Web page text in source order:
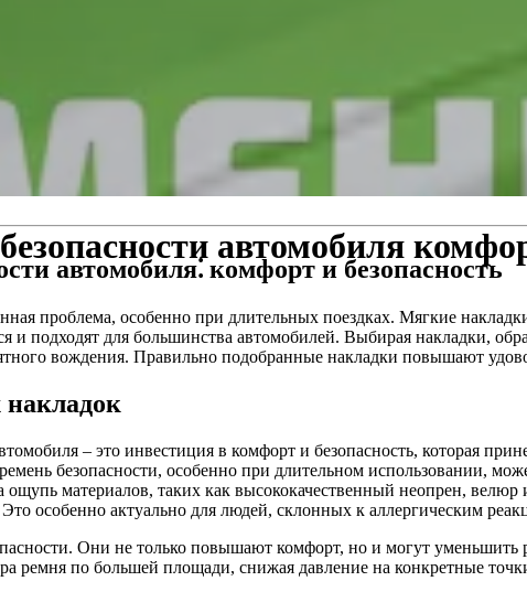
автомобиля
автомобиля⁚ комфорт и безопасность
проблема, особенно при длительных поездках. Мягкие
подходят для большинства автомобилей. Выбирая накладки,
вождения. Правильно подобранные накладки повышают
– это инвестиция в комфорт и безопасность, которая
безопасности, особенно при длительном использовании,
материалов, таких как высококачественный неопрен,
особенно актуально для людей, склонных к аллергическим
Они не только повышают комфорт, но и могут
ремня по большей площади, снижая давление на конкретные